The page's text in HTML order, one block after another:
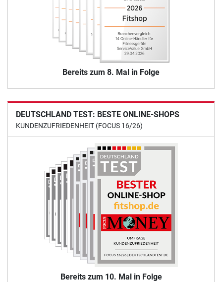
Bereits zum 8. Mal in Folge
DEUTSCHLAND TEST: BESTE ONLINE-SHOPS
KUNDENZUFRIEDENHEIT (FOCUS 16/26)
Bereits zum 10. Mal in Folge